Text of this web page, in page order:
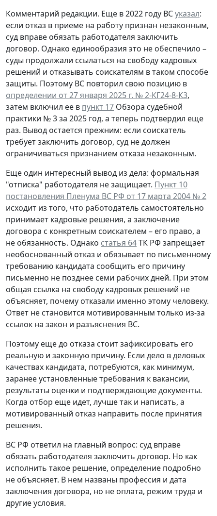
Комментарий редакции. Еще в 2022 году ВСуказал:
если отказ в приеме на работу признан незаконным,
суд вправе обязать работодателя заключить
договор. Однако единообразия это не обеспечило –
суды продолжали ссылаться на свободу кадровых
решений и отказывать соискателям в таком способе
защиты. Поэтому ВС повторил свою позицию в
определении от 27 января 2025 г. № 2-КГ24-8-К3,
затем включил ее в пункт 17 Обзора судебной
практики № 3 за 2025 год, а теперь подтвердил еще
раз. Вывод остается прежним: если соискатель
требует заключить договор, суд не должен
ограничиваться признанием отказа незаконным.
Еще один интересный вывод из дела: формальная
"отписка" работодателя не защищает. Пункт 10
постановления Пленума ВС РФ от 17 марта 2004 № 2
исходит из того, что работодатель самостоятельно
принимает кадровые решения, а заключение
договора с конкретным соискателем – его право, а
не обязанность. Однако статья 64ТК РФ запрещает
необоснованный отказ и обязывает по письменному
требованию кандидата сообщить его причину
письменно не позднее семи рабочих дней. При этом
общая ссылка на свободу кадровых решений не
объясняет, почему отказали именно этому человеку.
Ответ не становится мотивированным только из-за
ссылок на закон и разъяснения ВС.
Поэтому еще до отказа стоит зафиксировать его
реальную и законную причину. Если дело в деловых
качествах кандидата, потребуются, как минимум,
заранее установленные требования к вакансии,
результаты оценки и подтверждающие документы.
Когда отбор еще идет, лучше так и написать, а
мотивированный отказ направить после принятия
решения.
ВС РФ ответил на главный вопрос: суд вправе
обязать работодателя заключить договор. Но как
исполнить такое решение, определение подробно
не объясняет. В нем названы профессия и дата
заключения договора, но не оплата, режим труда и
другие условия.